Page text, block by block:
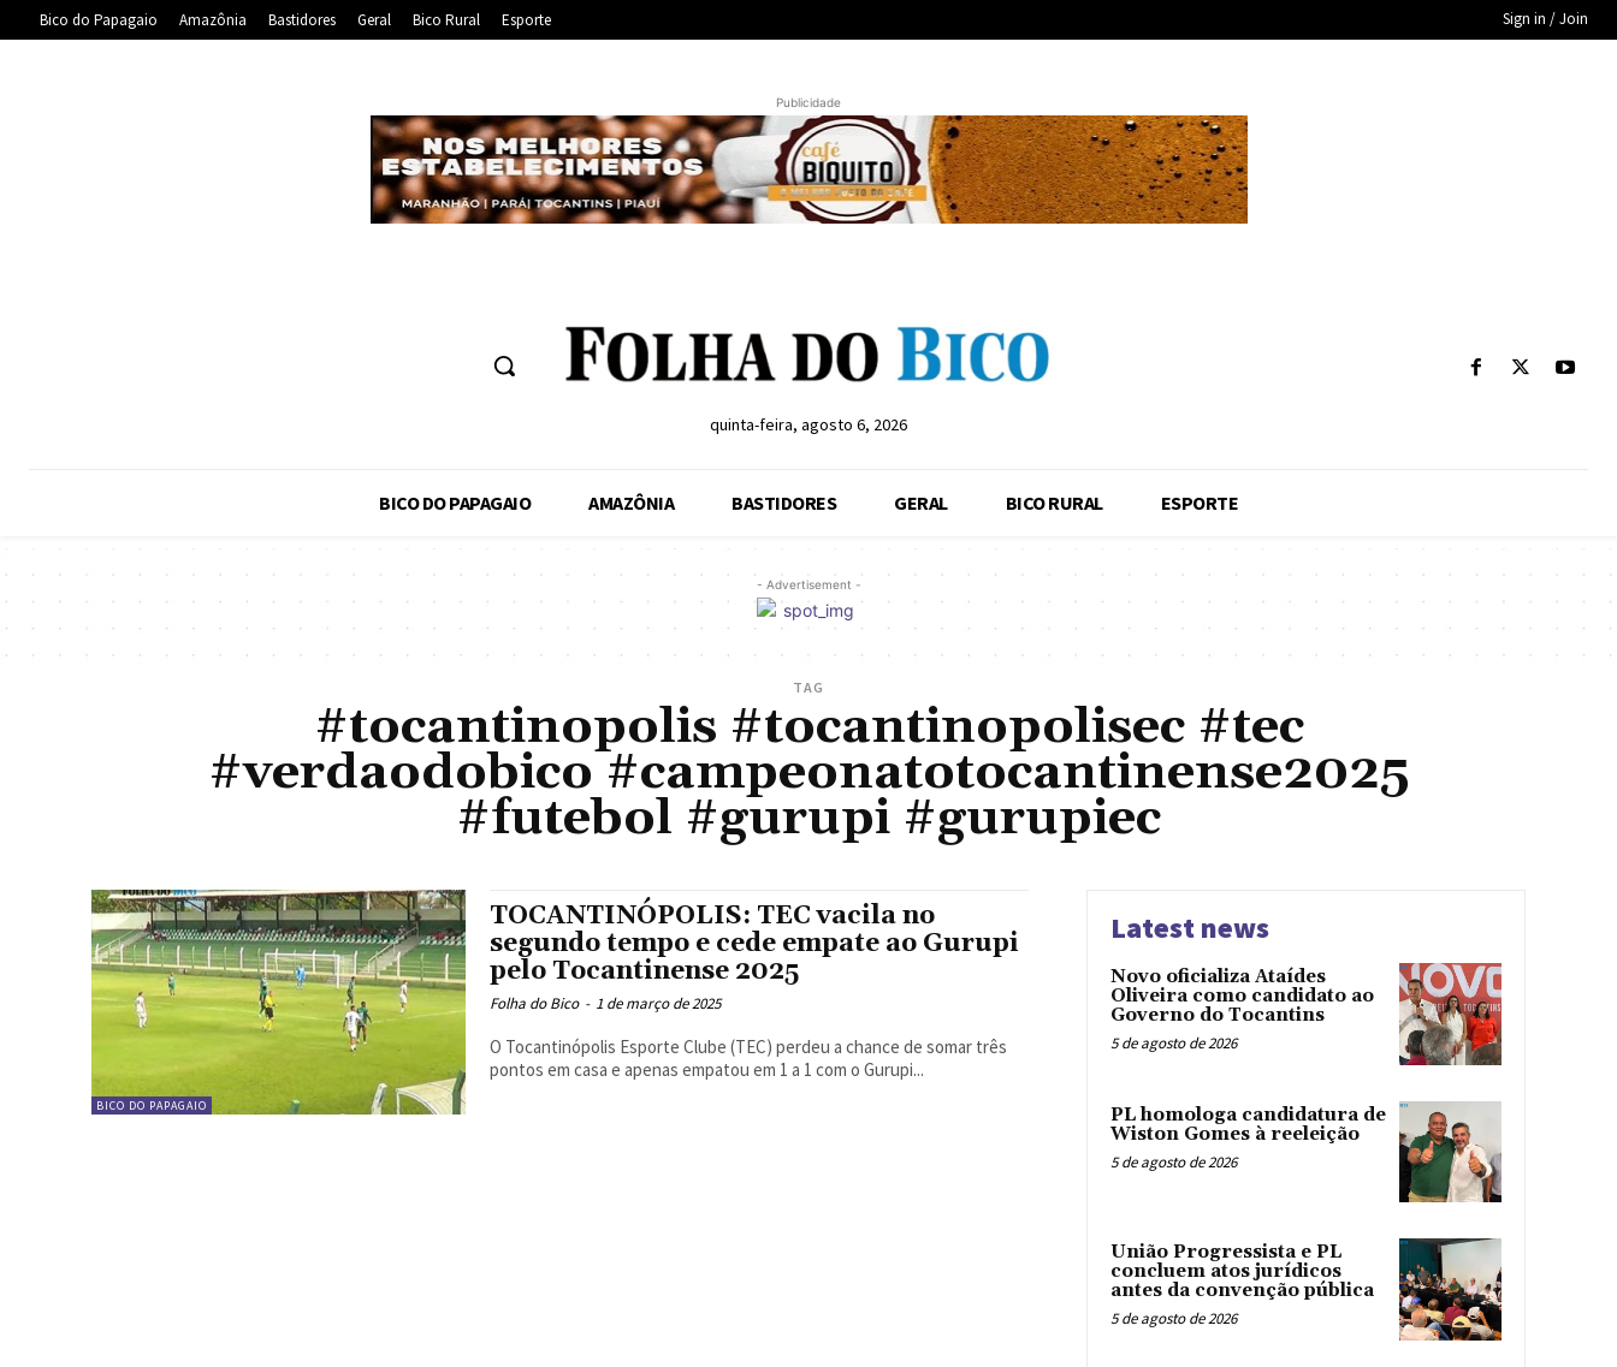
Bico do Papagaio Amazônia Bastidores Geral Bico Rural Esporte Sign in / Join
Publicidade
quinta-feira, agosto 6, 2026
BICO DO PAPAGAIO AMAZÔNIA BASTIDORES GERAL BICO RURAL ESPORTE
- Advertisement -
TAG
#tocantinopolis #tocantinopolisec #tec
#verdaodobico #campeonatotocantinense2025
#futebol #gurupi #gurupiec
BICO DO PAPAGAIO
TOCANTINÓPOLIS: TEC vacila no
segundo tempo e cede empate ao Gurupi
pelo Tocantinense 2025
Folha do Bico - 1 de março de 2025
O Tocantinópolis Esporte Clube (TEC) perdeu a chance de somar três
pontos em casa e apenas empatou em 1 a 1 com o Gurupi...
Latest news
Novo oficializa Ataídes
Oliveira como candidato ao
Governo do Tocantins
5 de agosto de 2026
PL homologa candidatura de
Wiston Gomes à reeleição
5 de agosto de 2026
União Progressista e PL
concluem atos jurídicos
antes da convenção pública
5 de agosto de 2026